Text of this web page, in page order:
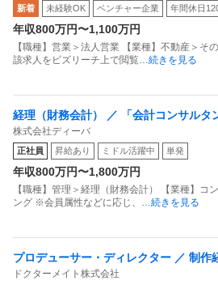
イアンスを構築し／案件が継続的に生ま
インしませんか？
新着 未経験OK ベンチャー企業 年間休日
年収800万円〜1,100万円
【職種】営業＞法人営業 【業種】不動産＞
該求人をビズリーチ上で閲覧…続きを見る
経理（財務会計） ／ 「会計コンサルタ
かして顧客貢献！」提案～実務落とし込
連続20％事業拡大／平均残業30時間未満
株式会社ディーバ
正社員 昇給あり ミドル活躍中 単発
年収800万円〜1,800万円
【職種】管理＞経理（財務会計） 【業種】コ
ング ※会員属性などに応じ、 …続きを見る
プロデューサー・ディレクター ／ 制作
から社会課題に向き合う／eラーニング
ドクターメイト株式会社